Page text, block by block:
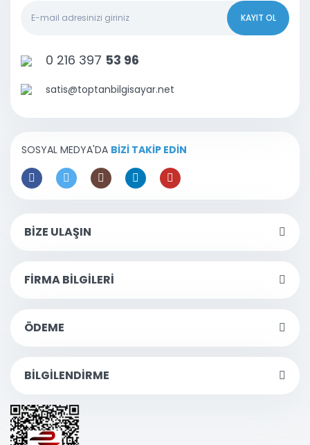
KAYIT OL
0 216 397 53 96
satis@toptanbilgisayar.net
SOSYAL MEDYA'DA BİZİ TAKİP EDİN
BİZE ULAŞIN
FİRMA BİLGİLERİ
ÖDEME
BİLGİLENDİRME